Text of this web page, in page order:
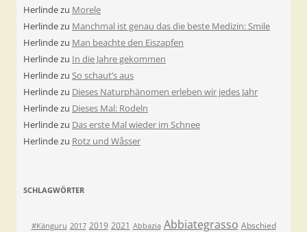
Herlindezu Morele
Herlindezu Manchmal ist genau das die beste Medizin: Smile
Herlindezu Man beachte den Eiszapfen
Herlindezu In die Jahre gekommen
Herlindezu So schaut’s aus
Herlindezu Dieses Naturphänomen erleben wir jedes Jahr
Herlindezu Dieses Mal: Rodeln
Herlindezu Das erste Mal wieder im Schnee
Herlindezu Rotz und Wåsser
SCHLAGWÖRTER
#Känguru 2017 2019 2021 Abbazia Abbiategrasso Abschied